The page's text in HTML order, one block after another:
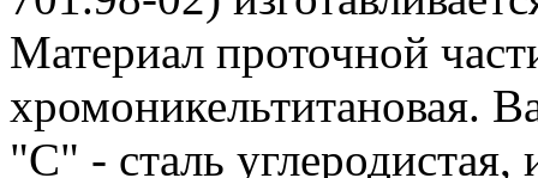
Материал проточной
хромоникельтитановая.
"С" - сталь углеродистая,